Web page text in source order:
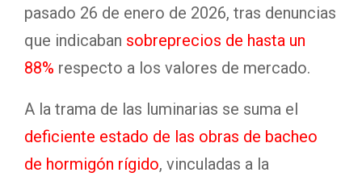
pasado 26 de enero de 2026, tras denuncias
que indicaban sobreprecios de hasta un
88% respecto a los valores de mercado.
A la trama de las luminarias se suma el
deficiente estado de las obras de bacheo
de hormigón rígido, vinculadas a la